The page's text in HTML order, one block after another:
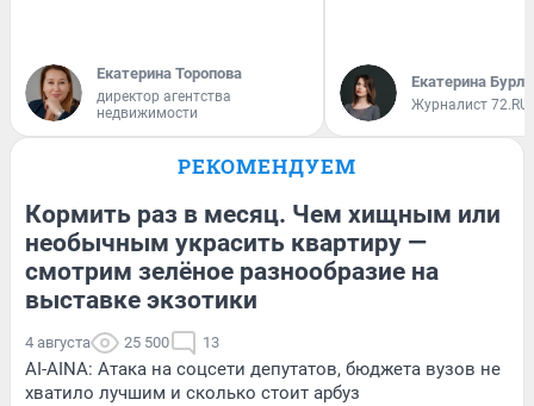
Екатерина Торопова
директор агентства
недвижимости
Екатерина
Журналист 72.RU
РЕКОМЕНДУЕМ
Кормить раз в месяц. Чем хищным или
необычным украсить квартиру —
смотрим зелёное разнообразие на
выставке экзотики
4 августа 25 500 13
AI-AINA: Атака на соцсети депутатов, бюджета вузов не
хватило лучшим и сколько стоит арбуз